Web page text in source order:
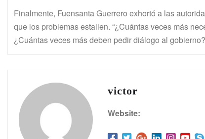
Finalmente, Fuensanta Guerrero exhortó a las
que los problemas estallen. “¿Cuántas veces más
¿Cuántas veces más deben pedir diálogo al
victor
Website: